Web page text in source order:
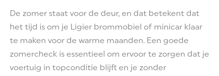
De zomer staat voor de deur, en dat betekent dat
het tijd is om je Ligier brommobiel of minicar klaar
te maken voor de warme maanden. Een goede
zomercheck is essentieel om ervoor te zorgen dat je
voertuig in topconditie blijft en je zonder